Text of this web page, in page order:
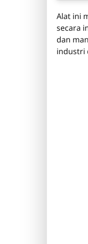
Alat ini
secara
dan
industri